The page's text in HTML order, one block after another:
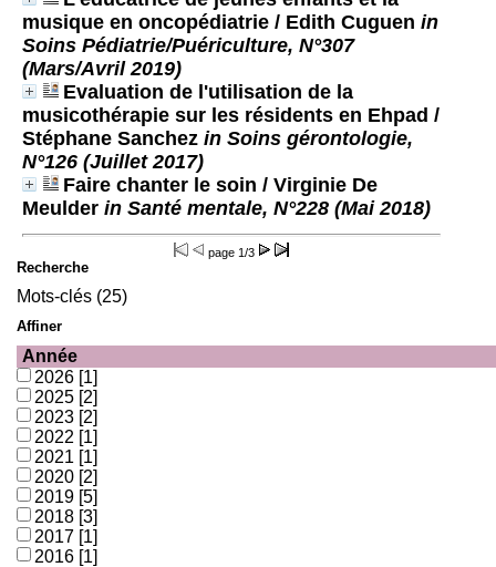
musique en oncopédiatrie / Edith Cuguen in
Soins Pédiatrie/Puériculture, N°307
(Mars/Avril 2019)
Evaluation de l'utilisation de la
musicothérapie sur les résidents en Ehpad /
Stéphane Sanchez in Soins gérontologie,
N°126 (Juillet 2017)
Faire chanter le soin / Virginie De
Meulder in Santé mentale, N°228 (Mai 2018)
page 1/3
Recherche
Mots-clés (25)
Affiner
Année
2026 [1]
2025 [2]
2023 [2]
2022 [1]
2021 [1]
2020 [2]
2019 [5]
2018 [3]
2017 [1]
2016 [1]